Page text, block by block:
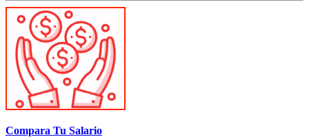
Compara Tu Salario